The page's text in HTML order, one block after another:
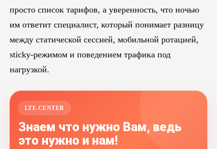
просто список тарифов, а уверенность, что ночью
им ответит специалист, который понимает разницу
между статической сессией, мобильной ротацией,
sticky-режимом и поведением трафика под
нагрузкой.
LTE.CENTER
Знаем что нужно Вам, ведь
это нужно и нам!